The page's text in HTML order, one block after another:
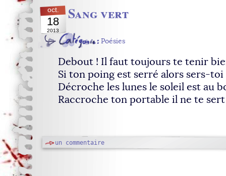
oct.
18
2013
Sang vert
Poésies
Debout ! Il faut toujours te tenir
Si ton poing est serré alors sers-
Décroche les lunes le soleil est au
Raccroche ton portable il ne te
un commentaire